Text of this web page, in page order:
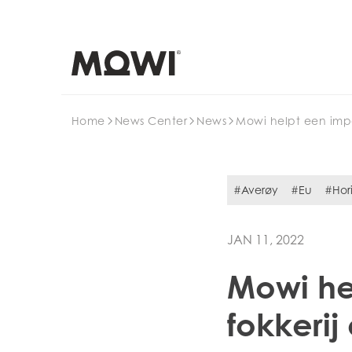
Home News Center News Mowi helpt een
#Averøy #Eu
JAN 11, 2022
Mowi
fokkerij